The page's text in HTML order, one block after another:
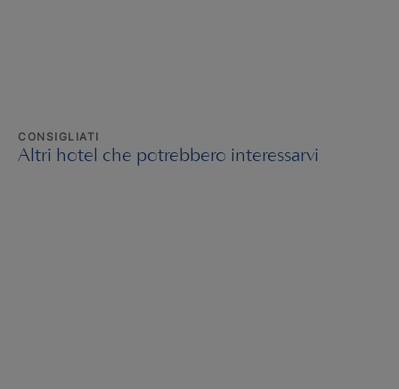
CONSIGLIATI
Altri hotel che potrebbero interessarvi